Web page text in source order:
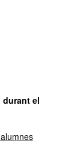
durant el